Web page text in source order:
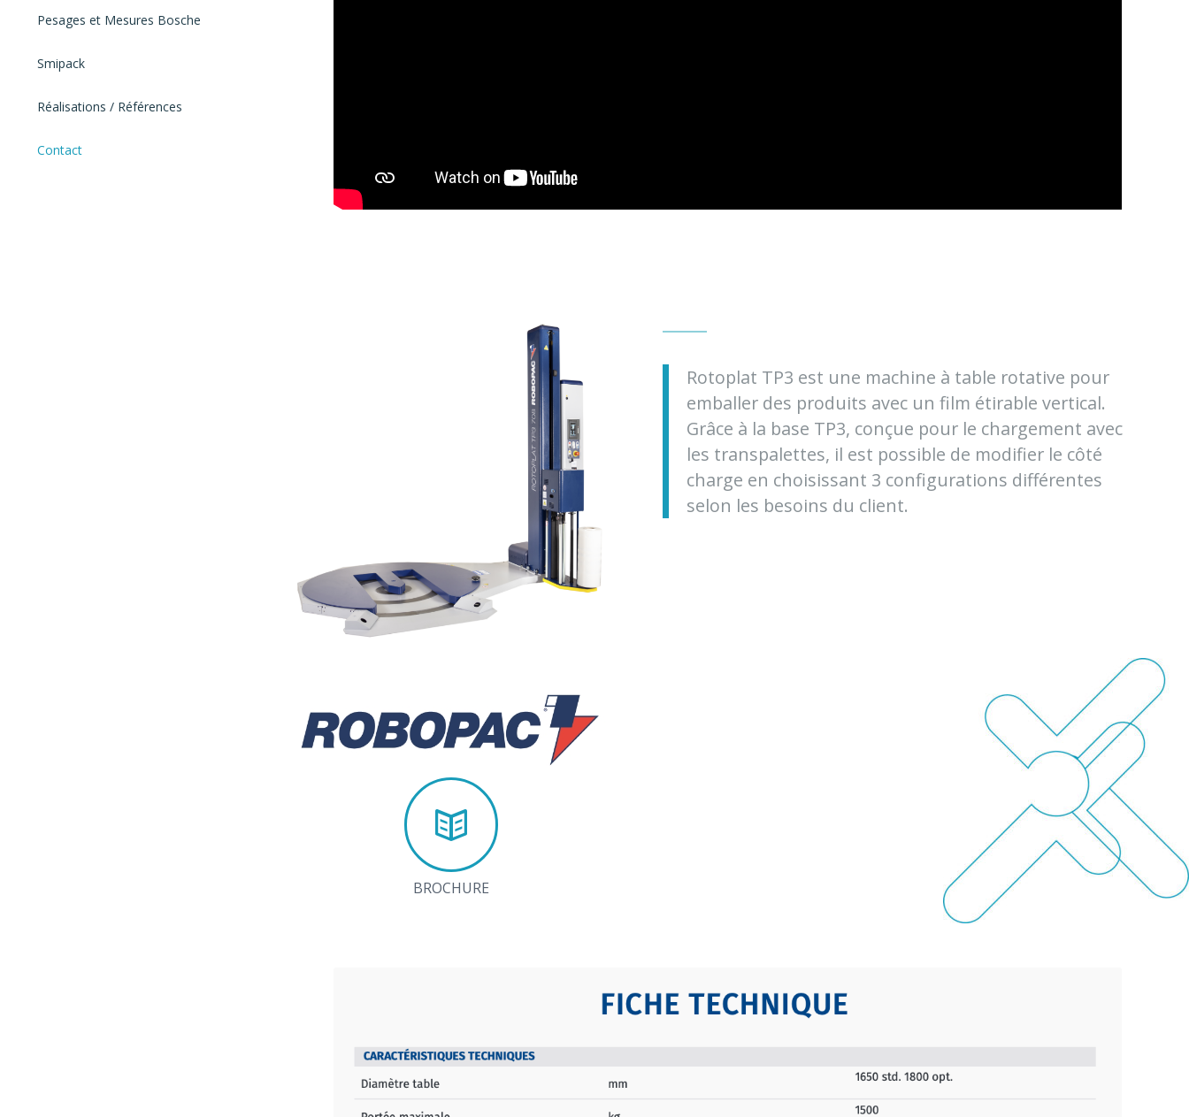
Pesages et Mesures Bosche
Smipack
Réalisations / Références
Contact
BROCHURE
Rotoplat TP3 est une machine à table rotative pour
emballer des produits avec un film étirable vertical.
Grâce à la base TP3, conçue pour le chargement avec
les transpalettes, il est possible de modifier le côté
charge en choisissant 3 configurations différentes
selon les besoins du client.